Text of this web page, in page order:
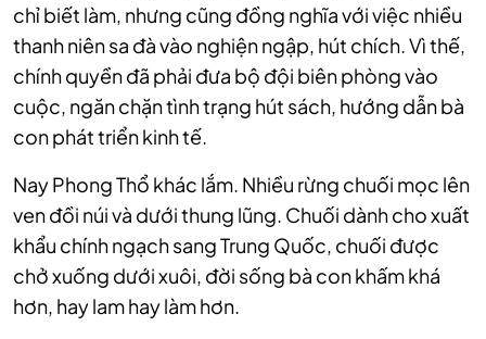
chỉ biết làm, nhưng cũng đồng nghĩa với việc nhiều
thanh niên sa đà vào nghiện ngập, hút chích. Vì thế,
chính quyền đã phải đưa bộ đội biên phòng vào
cuộc, ngăn chặn tình trạng hút sách, hướng dẫn bà
con phát triển kinh tế.
Nay Phong Thổ khác lắm. Nhiều rừng chuối mọc lên
ven đồi núi và dưới thung lũng. Chuối dành cho xuất
khẩu chính ngạch sang Trung Quốc, chuối được
chở xuống dưới xuôi, đời sống bà con khấm khá
hơn, hay lam hay làm hơn.